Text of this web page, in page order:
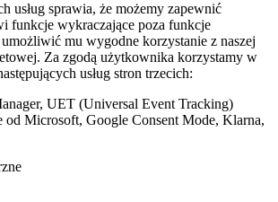
usług sprawia, że możemy zapewnić
funkcje wykraczające poza funkcje
mu wygodne korzystanie z naszej
Za zgodą użytkownika korzystamy w
usług stron trzecich:
UET (Universal Event Tracking)
od Microsoft, Google Consent Mode, Klarna,